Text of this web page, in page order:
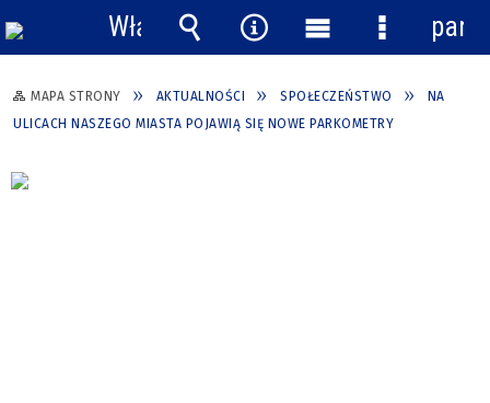
MAPA STRONY AKTUALNOŚCI SPOŁECZEŃSTWO
NA
ULICACH NASZEGO MIASTA POJAWIĄ SIĘ NOWE PARKOMETRY
Włącz
powiadomienia
Wyszukiwarka
Narzędzia
Menu
główne
Menu
panel